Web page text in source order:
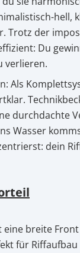
hell,
Trotz der
Du
verlieren.
Als
durchdachte
Wasser
dein
eine breite
für Riffaufbau